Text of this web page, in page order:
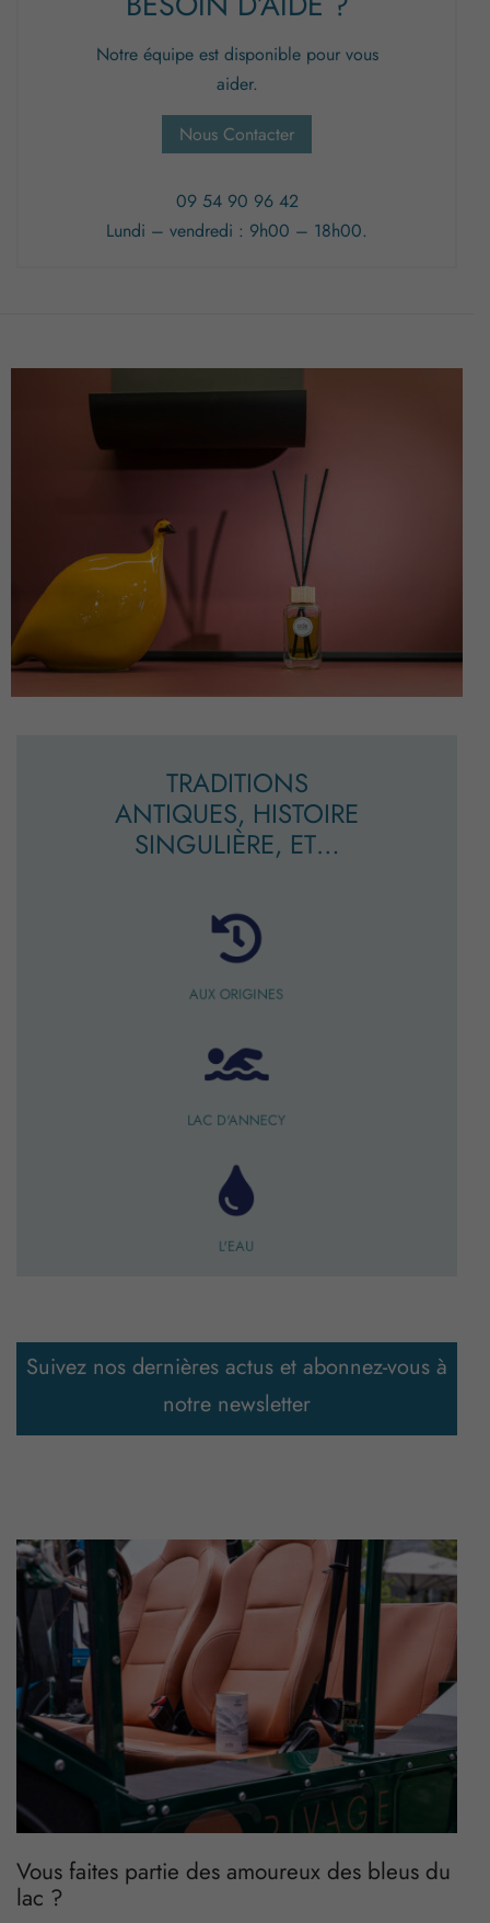
Notre équipe est disponible pour vous
aider.
Nous Contacter
09 54 90 96 42
Lundi – vendredi : 9h00 – 18h00.
TRADITIONS
ANTIQUES, HISTOIRE
SINGULIÈRE, ET…
AUX ORIGINES
LAC D'ANNECY
L'EAU
Suivez nos dernières actus et abonnez-vous à
notre newsletter
Vous faites partie des amoureux des bleus du
lac ?